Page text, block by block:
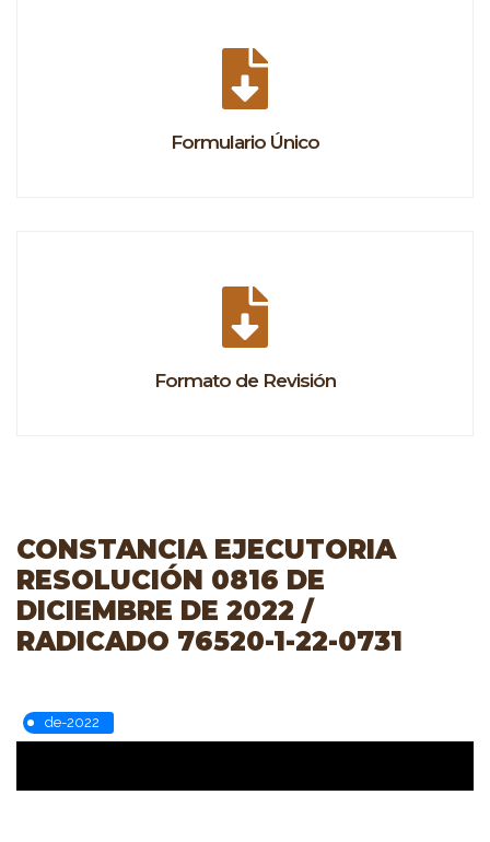
Formulario Único
Formato de Revisión
CONSTANCIA EJECUTORIA
RESOLUCIÓN 0816 DE
DICIEMBRE DE 2022 /
RADICADO 76520-1-22-0731
de-2022